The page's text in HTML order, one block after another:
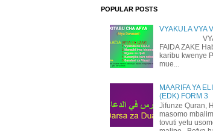
POPULAR POSTS
VYAKULA VYA
VYAKULA
FAIDA ZAKE
karibu kwenye
mue...
MAARIFA YA
(EDK) FORM 3
Jifunze Quran,
masomo
tovuti yetu